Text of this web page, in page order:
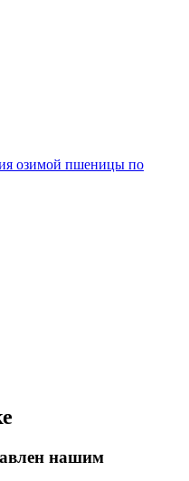
озимой пшеницы по
нашим